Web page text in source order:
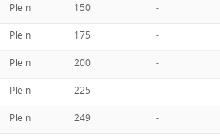
Plein 150 -
Plein 175 -
Plein 200 -
Plein 225 -
Plein 249 -